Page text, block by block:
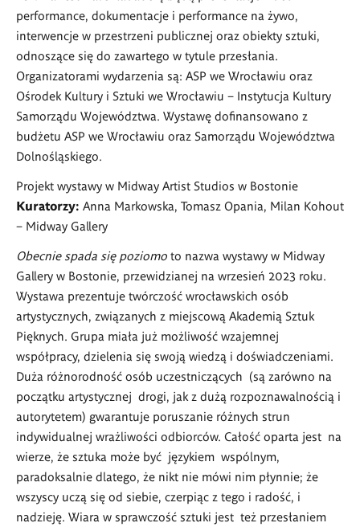
performance, dokumentacje i performance na żywo,
interwencje w przestrzeni publicznej oraz obiekty sztuki,
odnoszące się do zawartego w tytule przesłania.
Organizatorami wydarzenia są: ASP we Wrocławiu oraz
Ośrodek Kultury i Sztuki we Wrocławiu – Instytucja Kultury
Samorządu Województwa. Wystawę dofinansowano z
budżetu ASP we Wrocławiu oraz Samorządu Województwa
Dolnośląskiego.
Projekt wystawy w Midway Artist Studios w Bostonie
Kuratorzy: Anna Markowska, Tomasz Opania, Milan Kohout
– Midway Gallery
Obecnie spada się poziomo to nazwa wystawy w Midway
Gallery w Bostonie, przewidzianej na wrzesień 2023 roku.
Wystawa prezentuje twórczość wrocławskich osób
artystycznych, związanych z miejscową Akademią Sztuk
Pięknych. Grupa miała już możliwość wzajemnej
współpracy, dzielenia się swoją wiedzą i doświadczeniami.
Duża różnorodność osób uczestniczących (są zarówno na
początku artystycznej drogi, jak z dużą rozpoznawalnością i
autorytetem) gwarantuje poruszanie różnych strun
indywidualnej wrażliwości odbiorców. Całość oparta jest na
wierze, że sztuka może być językiem wspólnym,
paradoksalnie dlatego, że nikt nie mówi nim płynnie; że
wszyscy uczą się od siebie, czerpiąc z tego i radość, i
nadzieję. Wiara w sprawczość sztuki jest też przesłaniem